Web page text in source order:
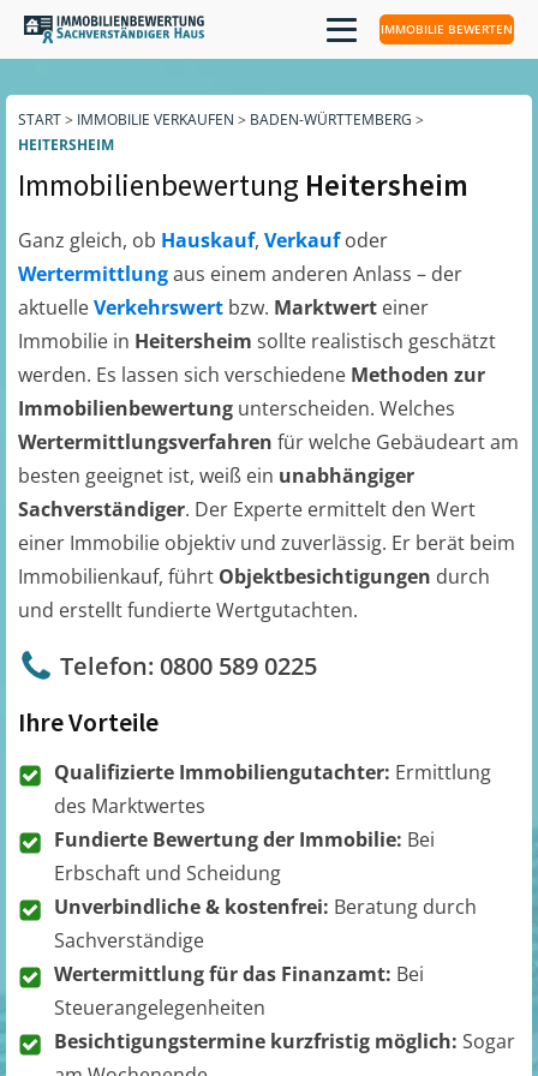
IMMOBILIE BEWERTEN
START> IMMOBILIE VERKAUFEN > BADEN-WÜRTTEMBERG >
HEITERSHEIM
Immobilienbewertung Heitersheim
Ganz gleich, ob Hauskauf, Verkaufoder
Wertermittlungaus einem anderen Anlass – der
aktuelleVerkehrswert bzw. Marktwert einer
Immobilie in Heitersheim sollte realistisch geschätzt
werden. Es lassen sich verschiedene Methoden zur
Immobilienbewertung unterscheiden. Welches
Wertermittlungsverfahren für welche Gebäudeart am
besten geeignet ist, weiß ein unabhängiger
Sachverständiger. Der Experte ermittelt den Wert
einer Immobilie objektiv und zuverlässig. Er berät beim
Immobilienkauf, führt Objektbesichtigungen durch
und erstellt fundierte Wertgutachten.
Telefon: 0800 589 0225
Ihre Vorteile
Qualifizierte Immobiliengutachter: Ermittlung
des Marktwertes
Fundierte Bewertung der Immobilie: Bei
Erbschaft und Scheidung
Unverbindliche & kostenfrei: Beratung durch
Sachverständige
Wertermittlung für das Finanzamt: Bei
Steuerangelegenheiten
Besichtigungstermine kurzfristig möglich: Sogar